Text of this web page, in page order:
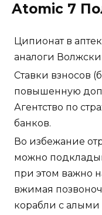
Atomic 7
Ципионат в
аналоги
Ставки взносов
повышенную
Агентство по
банков.
Во избежание
можно
при этом важно
вжимая
корабли с